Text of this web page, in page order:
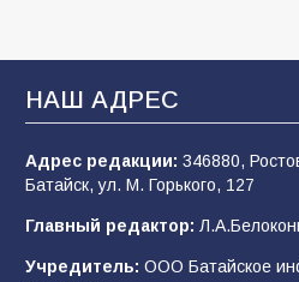
В Батайске
104 04.08.2026
Будет ли мобилизация в
после выборов: в
103 06.08.2026
НАШ АДРЕС
Адрес редакции: 346880,
Батайск, ул. М. Горького, 127
Главный редактор:
Учредитель: ООО Батайское